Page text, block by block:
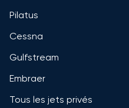
Pilatus
Cessna
Gulfstream
Embraer
Tous les jets privés